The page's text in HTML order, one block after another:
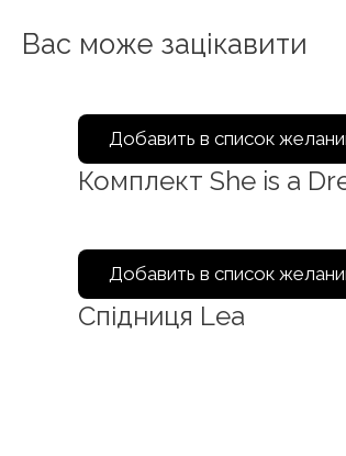
Вас може зацікавити
Добавить в список
Комплект She is a
Добавить в список
Спідниця Lea